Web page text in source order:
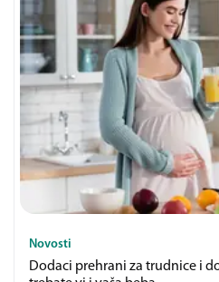
Novosti
Dodaci prehrani za trudnice i